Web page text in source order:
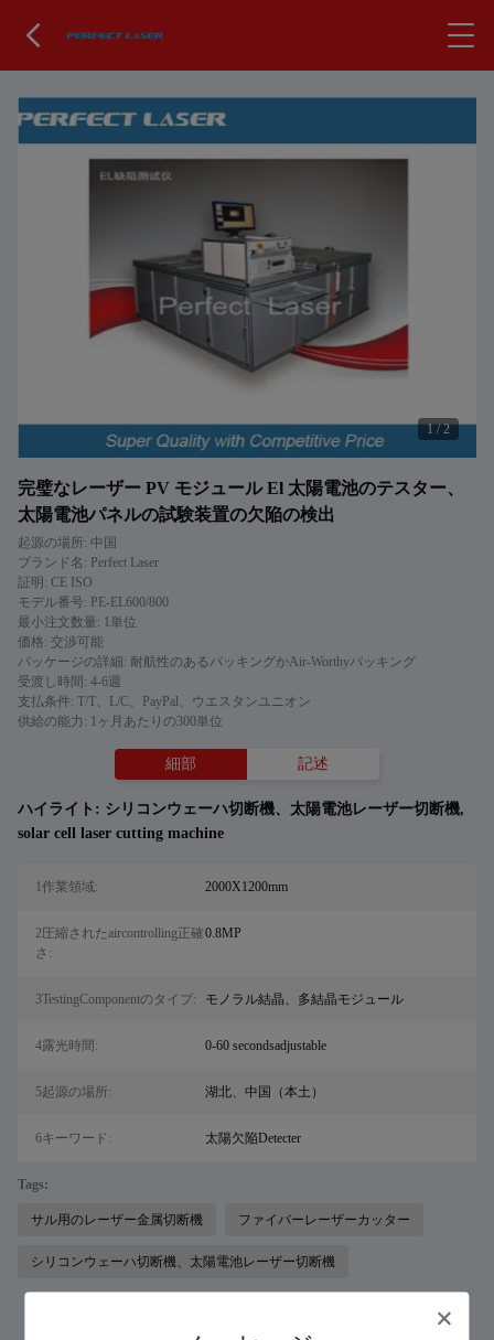
1/2
完璧なレーザー PV モジュール El 太陽電池のテスター、
太陽電池パネルの試験装置の欠陥の検出
起源の場所: 中国
ブランド名: Perfect Laser
証明: CE ISO
モデル番号: PE-EL600/800
最小注文数量: 1単位
価格: 交渉可能
パッケージの詳細: 耐航性のあるパッキングかAir-Worthyパッキング
受渡し時間: 4-6週
支払条件: T/T、L/C、PayPal、ウエスタンユニオン
供給の能力: 1ヶ月あたりの300単位
細部 記述
ハイライト: シリコンウェーハ切断機、太陽電池レーザー切断機,
solar cell laser cutting machine
1作業領域: 2000X1200mm
2圧縮されたaircontrolling正確
さ:
0.8MP
3TestingComponentのタイプ: モノラル結晶、多結晶モジュール
4露光時間: 0-60 secondsadjustable
5起源の場所: 湖北、中国（本土）
6キーワード: 太陽欠陥Detecter
Tags:
サル用のレーザー金属切断機 ファイバーレーザーカッター
シリコンウェーハ切断機、太陽電池レーザー切断機